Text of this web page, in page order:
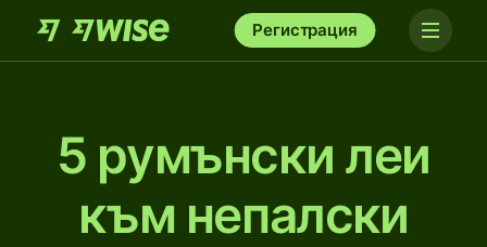
Регистрация
5 румънски леи
към непалски